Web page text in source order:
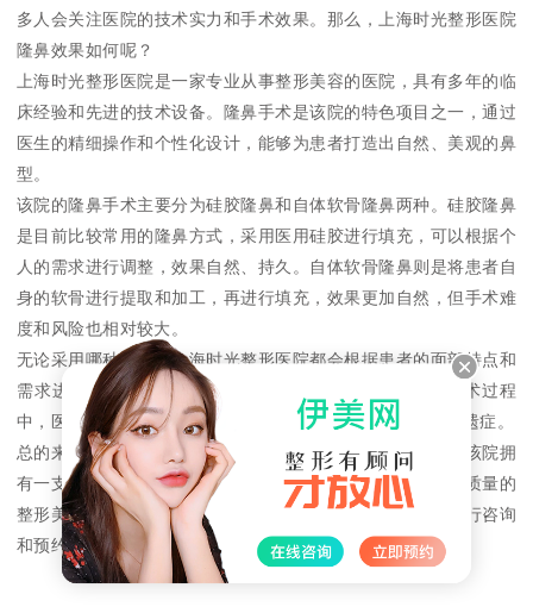
多人会关注医院的技术实力和手术效果。那么，上海时光整形医院
隆鼻效果如何呢？
上海时光整形医院是一家专业从事整形美容的医院，具有多年的临
床经验和先进的技术设备。隆鼻手术是该院的特色项目之一，通过
医生的精细操作和个性化设计，能够为患者打造出自然、美观的鼻
型。
该院的隆鼻手术主要分为硅胶隆鼻和自体软骨隆鼻两种。硅胶隆鼻
是目前比较常用的隆鼻方式，采用医用硅胶进行填充，可以根据个
人的需求进行调整，效果自然、持久。自体软骨隆鼻则是将患者自
身的软骨进行提取和加工，再进行填充，效果更加自然，但手术难
度和风险也相对较大。
无论采用哪种方式，上海时光整形医院都会根据患者的面部特点和
需求进行个性化设计，确保隆鼻效果符合患者的期望。手术过程
中，医生会进行精细的操作，避免出现不必要的并发症和后遗症。
总的来说，上海时光整形医院的隆鼻效果还是比较不错的。该院拥
有一支经验丰富、技术娴熟的医疗团队，能够为患者提供高质量的
整形美容服务。如果你想进行隆鼻手术，可以考虑到该院进行咨询
和预约。